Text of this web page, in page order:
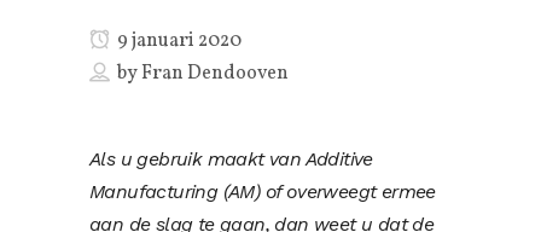
9 januari 2020
byFran Dendooven
Als u gebruik maakt van Additive
Manufacturing (AM) of overweegt ermee
aan de slag te gaan, dan weet u dat de